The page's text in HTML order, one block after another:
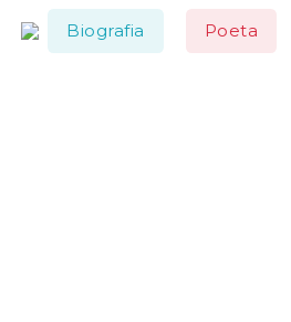
Biografia Poeta